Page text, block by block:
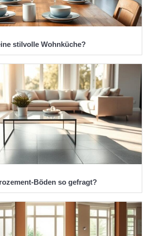
stilvolle Wohnküche?
Böden so gefragt?